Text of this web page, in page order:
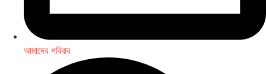
আমাদের পরিবার